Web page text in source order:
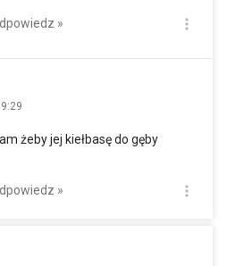
»
żeby jej kiełbasę do gęby
»